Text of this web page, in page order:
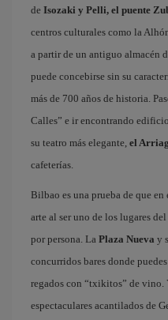
de Isozaki y Pelli, el puente
centros culturales como la
a partir de un antiguo almacén
puede concebirse sin su
más de 700 años de historia.
Calles” e ir encontrando
su teatro más elegante, el
cafeterías.
Bilbao es una prueba de que en
arte al ser uno de los lugares
por persona. La Plaza Nueva y
concurridos bares donde
regados con “txikitos” de vino.
espectaculares acantilados de